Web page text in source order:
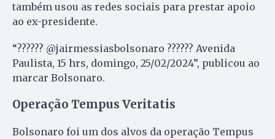
também usou as redes sociais para prestar apoio
ao ex-presidente.
“?????? @jairmessiasbolsonaro ?????? Avenida
Paulista, 15 hrs, domingo, 25/02/2024”, publicou ao
marcar Bolsonaro.
Operação Tempus Veritatis
Bolsonaro foi um dos alvos da operação Tempus